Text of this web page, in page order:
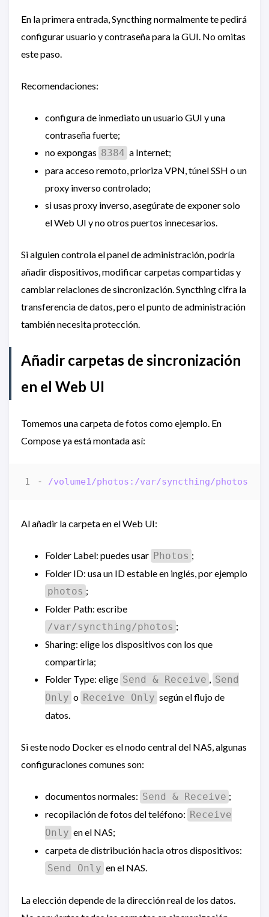
En la primera entrada, Syncthing normalmente te pedirá
configurar usuario y contraseña para la GUI. No omitas
este paso.
Recomendaciones:
configura de inmediato un usuario GUI y una
contraseña fuerte;
no expongas 8384 a Internet;
para acceso remoto, prioriza VPN, túnel SSH o un
proxy inverso controlado;
si usas proxy inverso, asegúrate de exponer solo
el Web UI y no otros puertos innecesarios.
Si alguien controla el panel de administración, podría
añadir dispositivos, modificar carpetas compartidas y
cambiar relaciones de sincronización. Syncthing cifra la
transferencia de datos, pero el punto de administración
también necesita protección.
Añadir carpetas de sincronización
en el Web UI
Tomemos una carpeta de fotos como ejemplo. En
Compose ya está montada así:
- /volume1/photos:/var/syncthing/photos
Al añadir la carpeta en el Web UI:
Folder Label: puedes usar Photos ;
Folder ID: usa un ID estable en inglés, por ejemplo
photos ;
Folder Path: escribe
/var/syncthing/photos ;
Sharing: elige los dispositivos con los que
compartirla;
Folder Type: elige Send & Receive , Send
Only o Receive Only según el flujo de
datos.
Si este nodo Docker es el nodo central del NAS, algunas
configuraciones comunes son:
documentos normales: Send & Receive ;
recopilación de fotos del teléfono: Receive
Only en el NAS;
carpeta de distribución hacia otros dispositivos:
Send Only en el NAS.
La elección depende de la dirección real de los datos.